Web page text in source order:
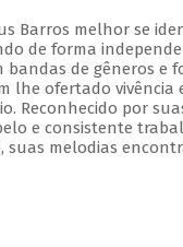
Barros melhor se
de forma
de gêneros e
lhe ofertado
Reconhecido por
e consistente
melodias